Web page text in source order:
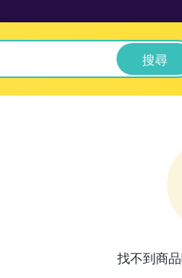
搜尋
找不到商